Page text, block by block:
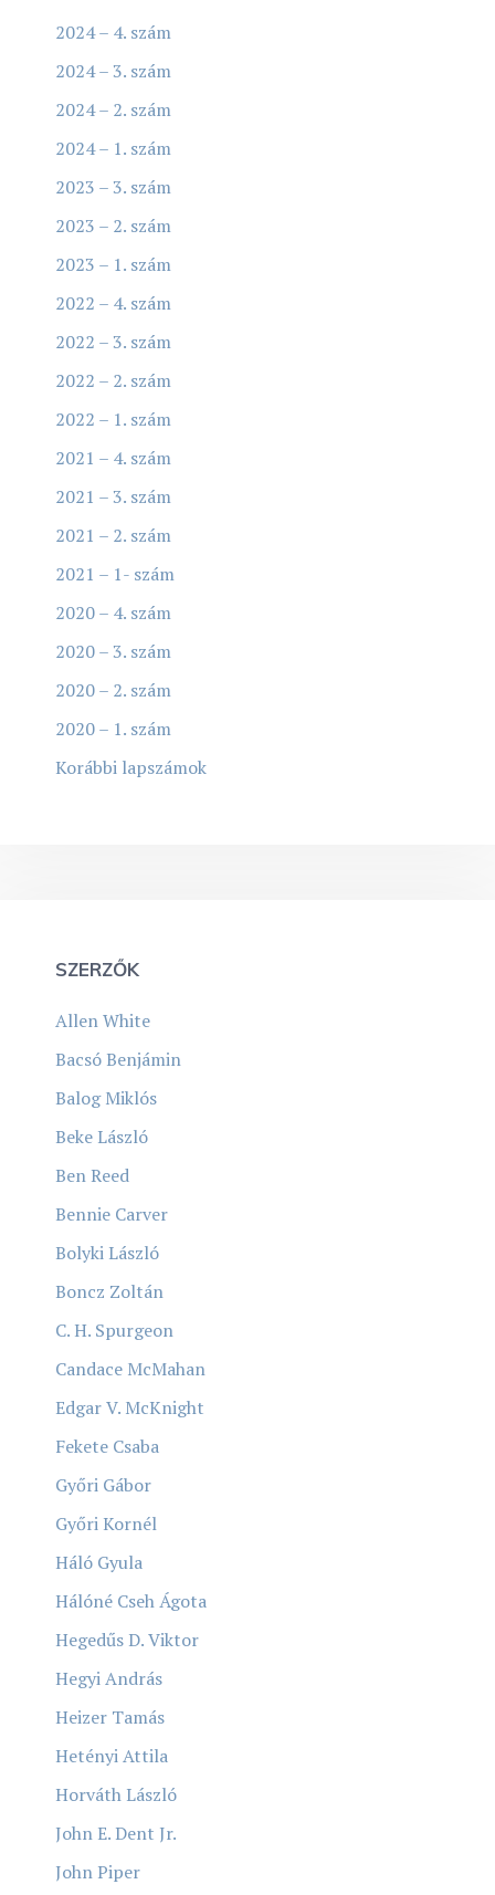
2024 – 4. szám
2024 – 3. szám
2024 – 2. szám
2024 – 1. szám
2023 – 3. szám
2023 – 2. szám
2023 – 1. szám
2022 – 4. szám
2022 – 3. szám
2022 – 2. szám
2022 – 1. szám
2021 – 4. szám
2021 – 3. szám
2021 – 2. szám
2021 – 1- szám
2020 – 4. szám
2020 – 3. szám
2020 – 2. szám
2020 – 1. szám
Korábbi lapszámok
SZERZŐK
Allen White
Bacsó Benjámin
Balog Miklós
Beke László
Ben Reed
Bennie Carver
Bolyki László
Boncz Zoltán
C. H. Spurgeon
Candace McMahan
Edgar V. McKnight
Fekete Csaba
Győri Gábor
Győri Kornél
Háló Gyula
Hálóné Cseh Ágota
Hegedűs D. Viktor
Hegyi András
Heizer Tamás
Hetényi Attila
Horváth László
John E. Dent Jr.
John Piper